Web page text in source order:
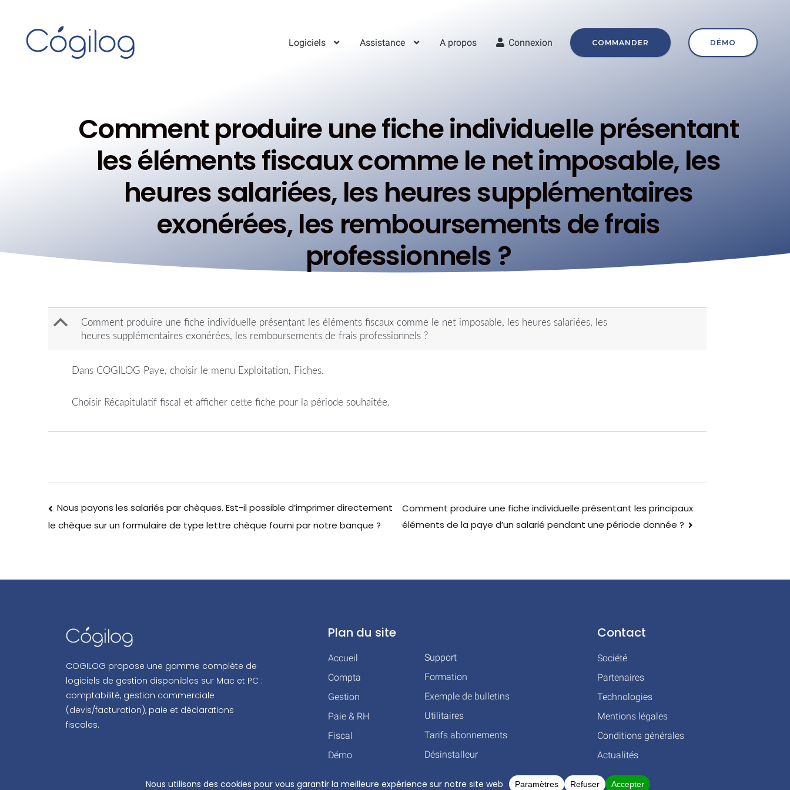
Logiciels Assistance A propos Connexion COMMANDER DÉMO
Comment produire une fiche individuelle présentant
les éléments fiscaux comme le net imposable, les
heures salariées, les heures supplémentaires
exonérées, les remboursements de frais
professionnels ?
B
Comment produire une fiche individuelle présentant les éléments fiscaux comme le net imposable, les heures salariées, les
heures supplémentaires exonérées, les remboursements de frais professionnels ?
Dans COGILOG Paye, choisir le menu Exploitation, Fiches.
Choisir Récapitulatif fiscal et afficher cette fiche pour la période souhaitée.
Nous payons les salariés par chèques. Est-il possible d’imprimer directement
le chèque sur un formulaire de type lettre chèque fourni par notre banque ?
Comment produire une fiche individuelle présentant les principaux
éléments de la paye d’un salarié pendant une période donnée ?
COGILOG propose une gamme complète de
logiciels de gestion disponibles sur Mac et PC :
comptabilité, gestion commerciale
(devis/facturation), paie et déclarations
fiscales.
Plan du site
Accueil
Compta
Gestion
Paie & RH
Fiscal
Démo
Support
Formation
Exemple de bulletins
Utilitaires
Tarifs abonnements
Désinstalleur
Contact
Société
Partenaires
Technologies
Mentions légales
Conditions générales
Actualités
COPYRIGHT © 2026 TOUS DROITS RÉSERVÉS – COGILOG – 3 RUE DES CHARRONS 31700 BLAGNAC